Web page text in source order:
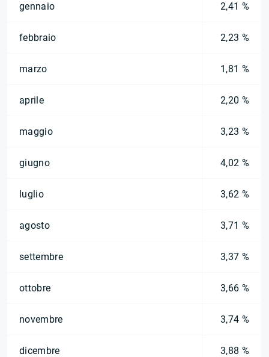
gennaio 2,41 %
febbraio 2,23 %
marzo 1,81 %
aprile 2,20 %
maggio 3,23 %
giugno 4,02 %
luglio 3,62 %
agosto 3,71 %
settembre 3,37 %
ottobre 3,66 %
novembre 3,74 %
dicembre 3,88 %